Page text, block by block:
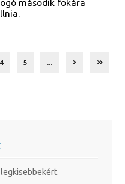
második fokára
4 5 ...